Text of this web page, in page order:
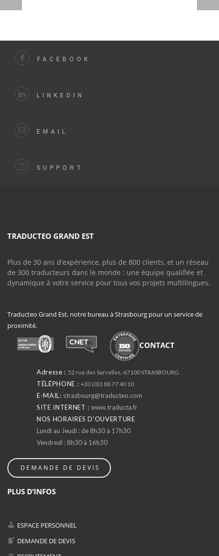
FACEBOOK
LINKEDIN
EMAIL
SUPPORT
TRADUCTEO GRAND EST
Plus de 30 ans d'expérience, plus de 800 clients, et un réseau
de 300 traducteurs dans le monde : une équipe qualifiée et
dynamique à votre service pour tous vos projets multilingues.
Traducteo Grand Est, notre bureau à Strasbourg pour un service de
proximité.
CONTACT
Adresse : 52 rue des Sarcelles, 67100 STRASBOURG
TÉLÉPHONE : +33 (0)3 88 77 40 10
E-MAIL: strasbourg@traducteo.com
SITE INTERNET :www.traducta.fr
NOS HORAIRES D'OUVERTURE
Lundi au Jeudi : de 8h30 à 17h30
Vendredi : 8h30 à 16h30
DEMANDE DE DEVIS
PLUS D’INFOS
ESPACE PERSONNEL
DEMANDE DE DEVIS